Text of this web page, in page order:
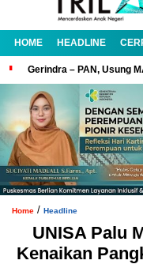
HOME HEADLINE
Gerindra – PAN, Usung
Home / Headline
UNISA Palu
Kenaikan